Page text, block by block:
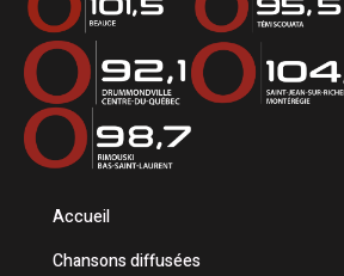
Accueil
Chansons diffusées